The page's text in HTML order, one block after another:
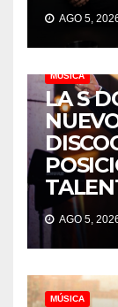
AGO 5,
MÚSICA
LA S
AGO 5,
MÚSICA